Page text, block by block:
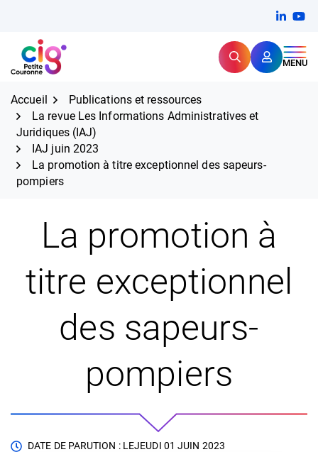
contenu
CIG Petite Couronne RechercherMENU
Expertise et proximité pour
Accueil
Publications et ressources
La revue Les Informations Administratives et
Juridiques (IAJ)
IAJ juin 2023
La promotion à titre exceptionnel des sapeurs-
pompiers
La promotion à
titre exceptionnel
des sapeurs-
pompiers
DATE DE PARUTION : LEJEUDI 01 JUIN 2023